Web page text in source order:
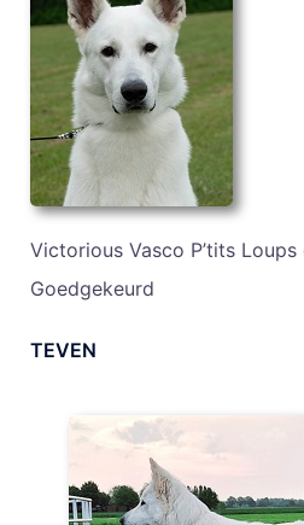
Victorious Vasco P’tits Loups
Goedgekeurd
TEVEN